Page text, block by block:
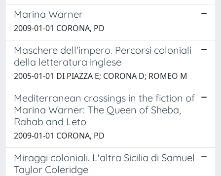
Marina Warner
2009-01-01 CORONA, PD
Maschere dell'impero. Percorsi coloniali
della letteratura inglese
2005-01-01 DI PIAZZA E; CORONA D; ROMEO M
Mediterranean crossings in the fiction of
Marina Warner: The Queen of Sheba,
Rahab and Leto
2009-01-01 CORONA, PD
Miraggi coloniali. L'altra Sicilia di Samuel
Taylor Coleridge